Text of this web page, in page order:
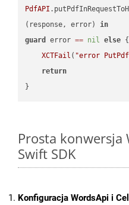
PdfAPI
(response, error) in
guard
error == nil else {
XCTFail ( "error
return
Prosta konwersja
Swift SDK
Konfiguracja WordsApi i